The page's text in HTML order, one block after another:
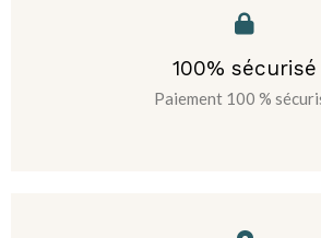
100% sécurisé
Paiement 100 %